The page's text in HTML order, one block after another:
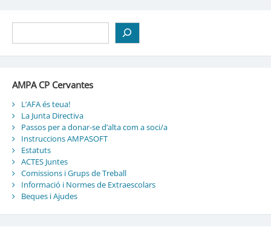
AMPA CP Cervantes
L’AFA és teua!
La Junta Directiva
Passos per a donar-se d’alta com a soci/a
Instruccions AMPASOFT
Estatuts
ACTES Juntes
Comissions i Grups de Treball
Informació i Normes de Extraescolars
Beques i Ajudes